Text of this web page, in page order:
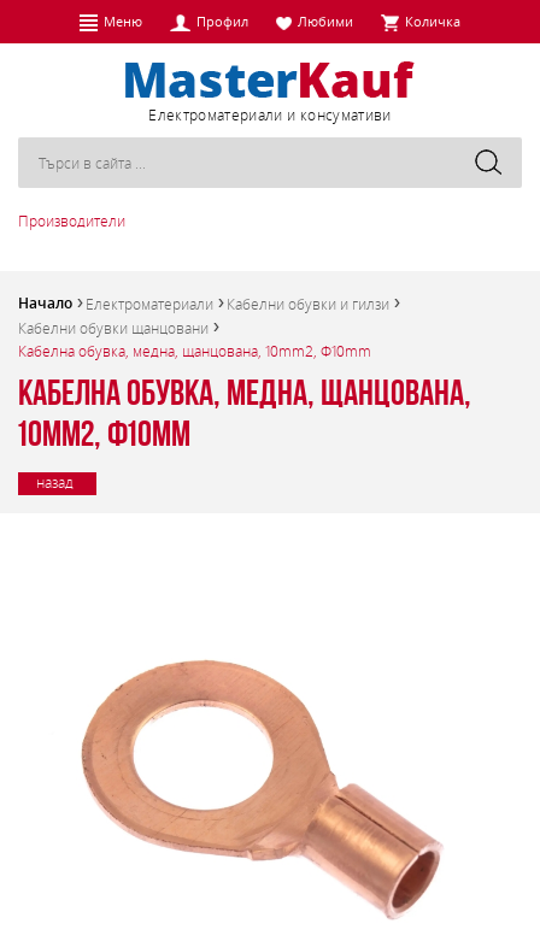
Меню Профил Любими Количка
Eлектроматериали и консумативи
Производители
Начало Електроматериали
Кабелни обувки и гилзи
Кабелни обувки щанцовани
Кабелна обувка, медна, щанцована, 10mm2, Ф10mm
Кабелна обувка, медна, щанцована,
10mm2, Ф10mm
назад